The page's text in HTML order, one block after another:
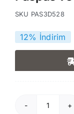
SKU PAS3D528
12% İndirim
Audi